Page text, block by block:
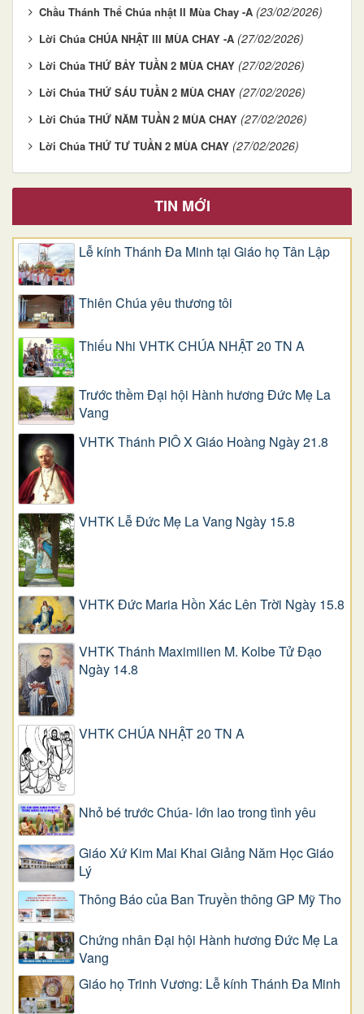
Chầu Thánh Thể Chúa nhật II Mùa Chay -A (23/02/2026)
Lời Chúa CHÚA NHẬT III MÙA CHAY -A (27/02/2026)
Lời Chúa THỨ BẢY TUẦN 2 MÙA CHAY (27/02/2026)
Lời Chúa THỨ SÁU TUẦN 2 MÙA CHAY (27/02/2026)
Lời Chúa THỨ NĂM TUẦN 2 MÙA CHAY (27/02/2026)
Lời Chúa THỨ TƯ TUẦN 2 MÙA CHAY (27/02/2026)
TIN MỚI
Lễ kính Thánh Đa Minh tại Giáo họ Tân Lập
Thiên Chúa yêu thương tôi
Thiếu Nhi VHTK CHÚA NHẬT 20 TN A
Trước thềm Đại hội Hành hương Đức Mẹ La
Vang
VHTK Thánh PIÔ X Giáo Hoàng Ngày 21.8
VHTK Lễ Đức Mẹ La Vang Ngày 15.8
VHTK Đức Maria Hồn Xác Lên Trời Ngày 15.8
VHTK Thánh Maximilien M. Kolbe Tử Đạo
Ngày 14.8
VHTK CHÚA NHẬT 20 TN A
Nhỏ bé trước Chúa- lớn lao trong tình yêu
Giáo Xứ Kim Mai Khai Giảng Năm Học Giáo
Lý
Thông Báo của Ban Truyền thông GP Mỹ Tho
Chứng nhân Đại hội Hành hương Đức Mẹ La
Vang
Giáo họ Trinh Vương: Lễ kính Thánh Đa Minh